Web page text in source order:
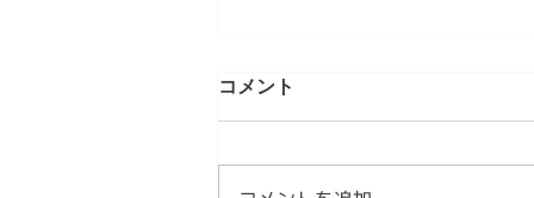
第4章 日本文化は「作法」を
コメント